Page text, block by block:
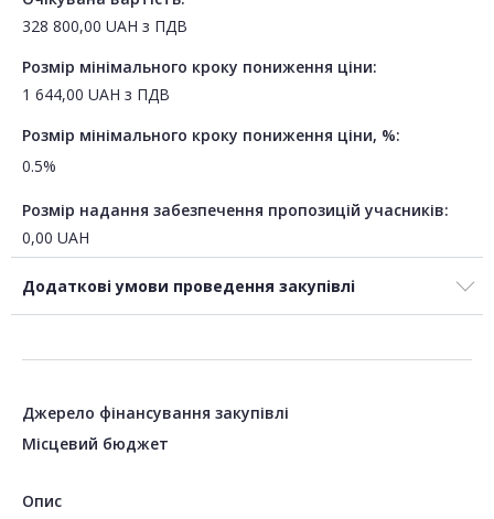
328 800,00 UAH з ПДВ
Розмір мінімального кроку пониження ціни:
1 644,00 UAH з ПДВ
Розмір мінімального кроку пониження ціни, %:
0.5%
Розмір надання забезпечення пропозицій учасників:
0,00 UAH
Додаткові умови проведення закупівлі
Джерело фінансування закупівлі
Місцевий бюджет
Опис